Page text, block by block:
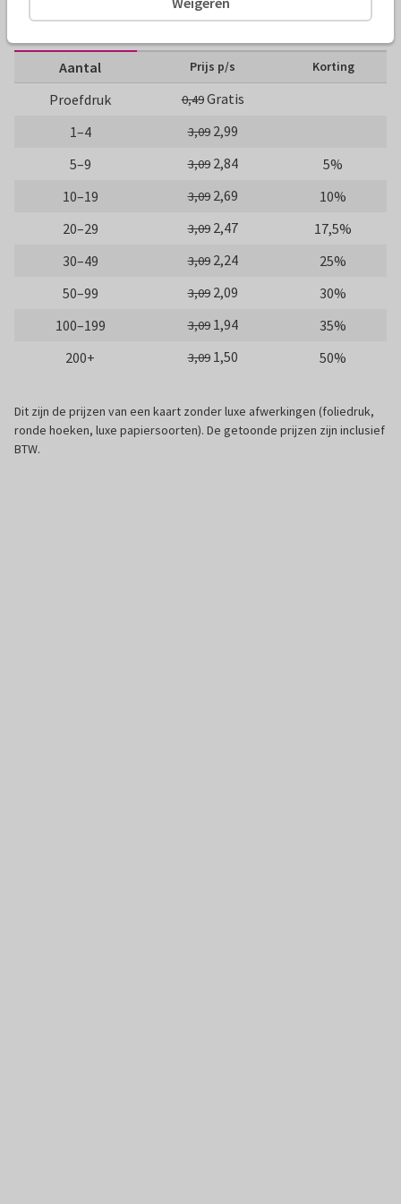
Aantal Prijs p/s Korting
Proefdruk 0,49Gratis
1–4
3,09 2,99
5–9
3,09 2,84
5%
10–19
3,09 2,69
10%
20–29
3,09 2,47
17,5%
30–49
3,09 2,24
25%
50–99
3,09 2,09
30%
100–199
3,09 1,94
35%
200+
3,09 1,50 50%
Dit zijn de prijzen van een kaart zonder luxe afwerkingen (foliedruk,
ronde hoeken, luxe papiersoorten). De getoonde prijzen zijn inclusief
BTW.